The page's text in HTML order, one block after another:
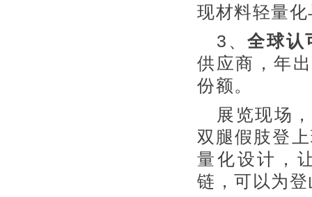
现材料轻量
3、全球认
供应商，年
份额。
展览现场
双腿假肢登
量化设计，
链，可以为